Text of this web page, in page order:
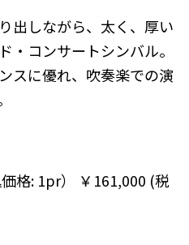
出しながら、太く、厚い
・コンサートシンバル。
スに優れ、吹奏楽での演
TI
格: 1pr） ￥161,000 (税